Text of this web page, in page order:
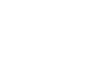
置素材运动速度